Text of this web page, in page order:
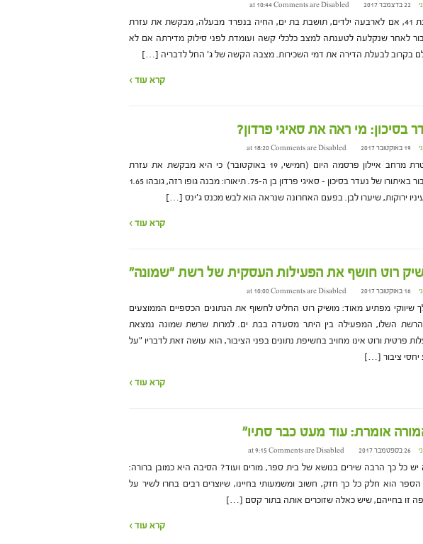
22 בדצמבר 2017 at 10:44 Comments are Disabled
ג', בת 41, אם לארבעה ילדים, תושבת בת ים, החיה בנפרד מבעלה, מבקשת את עזרת
לאחר שנקלעה לטענתה למצב כלכלי קשה ועומדת לפני סילוק מדירתה אם לא
בקרוב לבעלת הדירה את דמי השכירות. מצבה הקשה של ג' החל לדבריה […]
קרא עוד ›
בסיכון: מי ראה את סאיגי פרדון?
19 באוקטובר 2017 at 18:20 Comments are Disabled
משטרת מרחב איילון פרסמה היום (חמישי, 19 באוקטובר) כי היא מבקשת את עזרת
הציבור באיתורו של נעדר בסיכון – סאיגי פרדון בן ה-75. תיאורו: מבנה גופו רזה, גובהו 1.65
ירוקות, שיערו לבן. בפעם האחרונה שנראה הוא לבש מכנס ג'ינס […]
קרא עוד ›
רוט חושף את הפעילות העסקית של רשת "שמונה"
16 באוקטובר 2017 at 10:00 Comments are Disabled
שיווקי מפתיע מאוד: מושיק רוט החליט לחשוף את הנתונים הכספיים הממוצעים
השלו, המפעילה בין היתר מסעדה בבת ים. למרות שרשת שמונה נמצאת
פרטית ורוט אינו מחויב בחשיפת נתונים בפני הציבור, הוא עושה זאת לדבריו "על
יחסי ציבור […]
קרא עוד ›
אומרת: עוד מעט כבר סתיו"
26 בספטמבר 2017 at 9:15 Comments are Disabled
יש כל כך הרבה שירים בנושא של בית ספר, מורים ועוד? הסיבה היא כמובן ברורה:
הספר הוא חלק כל כך חזק, חשוב ומשמעותי בחיינו, שיוצרים רבים בחרו לשיר על
זו בחייהם, שיש כאלה שזוכרים אותה בתור קסם […]
קרא עוד ›